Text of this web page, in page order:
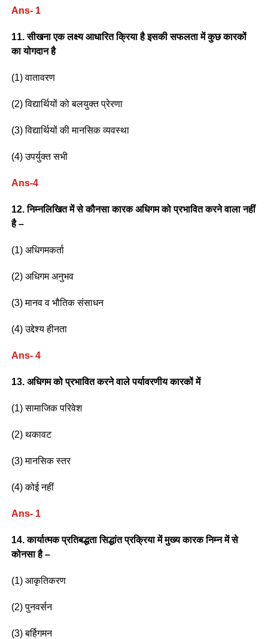
Ans- 1
11. सीखना एक लक्ष्य आधारित क्रिया है इसकी सफलता में कुछ कारकों
का योगदान है
(1) वातावरण
(2) विद्यार्थियों को बलयुक्त प्रेरणा
(3) विद्यार्थियों की मानसिक व्यवस्था
(4) उपर्युक्त सभी
Ans-4
12. निम्नलिखित में से कौनसा कारक अधिगम को प्रभावित करने वाला नहीं
है –
(1) अधिगमकर्ता
(2) अधिगम अनुभव
(3) मानव व भौतिक संसाधन
(4) उद्देश्य हीनता
Ans- 4
13. अधिगम को प्रभावित करने वाले पर्यावरणीय कारकों में
(1) सामाजिक परिवेश
(2) थकावट
(3) मानसिक स्तर
(4) कोई नहीं
Ans- 1
14. कार्यात्मक प्रतिबद्धता सिद्धांत प्रक्रिया में मुख्य कारक निम्न में से
कोनसा है –
(1) आकृतिकरण
(2) पुनवर्सन
(3) बर्हिगमन